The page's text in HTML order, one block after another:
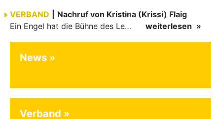
VERBAND
Nachruf von Kristina (Krissi) Flaig
Ein Engel hat die Bühne des Lebens verlassen. Viel zu früh, plötzlich und für uns alle unfassbar, wurde unsere geliebte Kristina (Krissi) Flaig im Alter von 36 Jahren aus dem Leben gerissen. Das Tanzen…
weiterlesen
News
Verband